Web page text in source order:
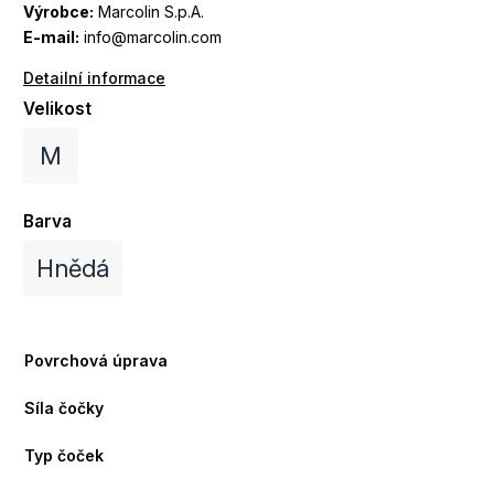
Výrobce: Marcolin S.p.A.
E-mail: info@marcolin.com
Detailní informace
Velikost
M
Barva
Hnědá
Povrchová úprava
Síla čočky
Typ čoček